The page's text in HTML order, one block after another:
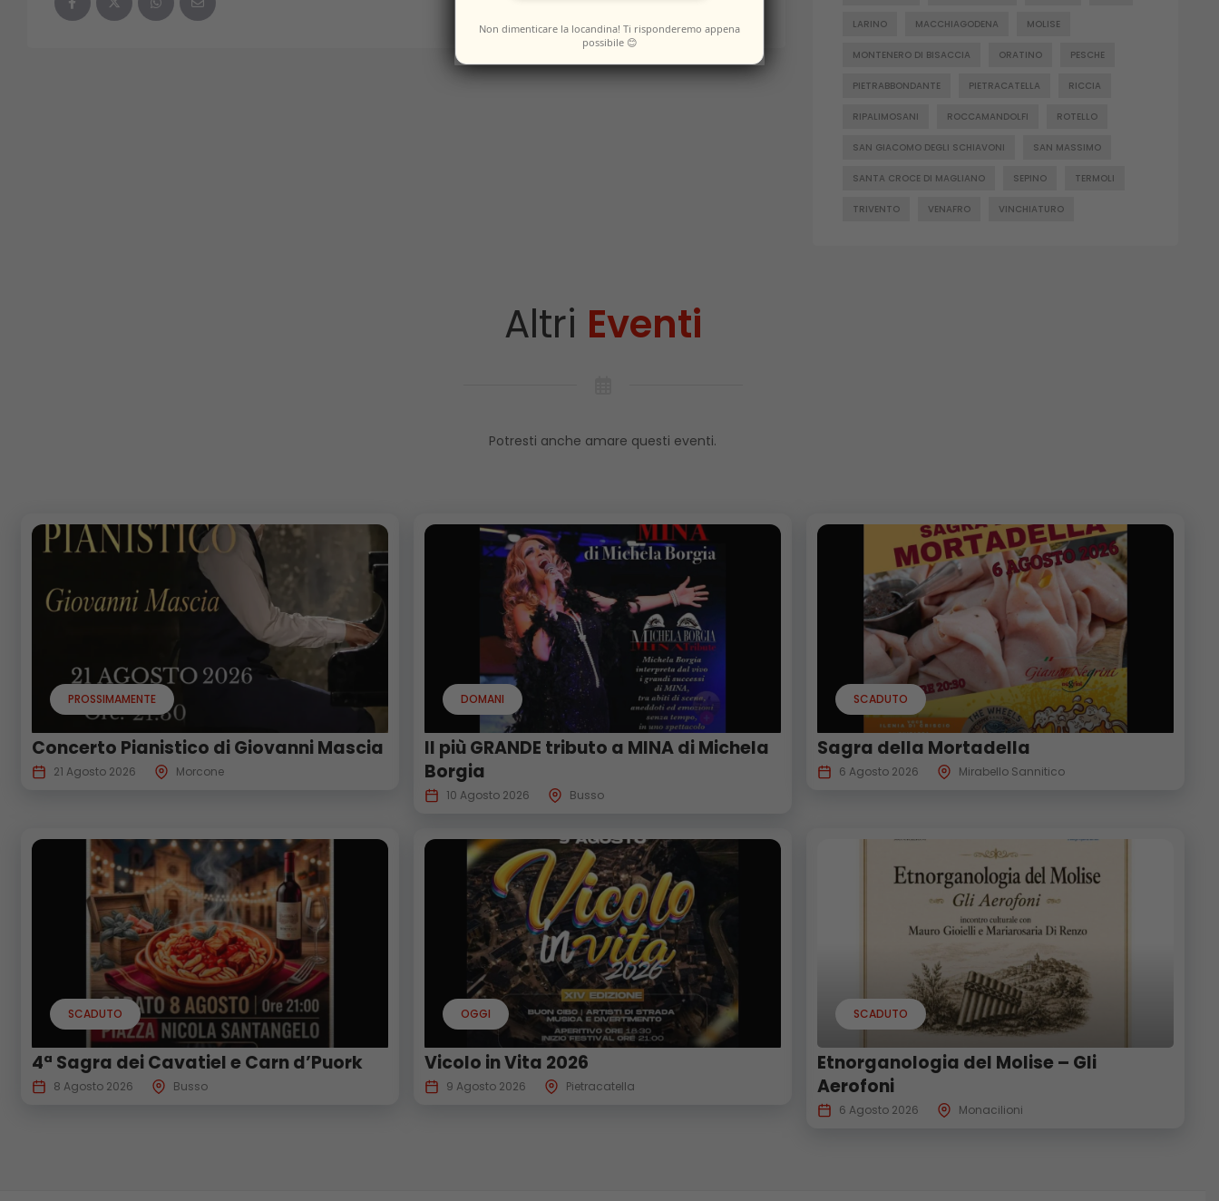
LARINO MACCHIAGODENA MOLISE
MONTENERO DI BISACCIA ORATINO PESCHE
PIETRABBONDANTE PIETRACATELLA RICCIA
RIPALIMOSANI ROCCAMANDOLFI ROTELLO
SAN GIACOMO DEGLI SCHIAVONI SAN MASSIMO
SANTA CROCE DI MAGLIANO SEPINO TERMOLI
TRIVENTO VENAFRO VINCHIATURO
Altri Eventi
Potresti anche amare questi eventi.
PROSSIMAMENTE
Concerto Pianistico di Giovanni Mascia
21 Agosto 2026 Morcone
DOMANI
Il più GRANDE tributo a MINA di Michela
Borgia
10 Agosto 2026 Busso
SCADUTO
Sagra della Mortadella
6 Agosto 2026 Mirabello Sannitico
SCADUTO
4ª Sagra dei Cavatiel e Carn d’Puork
8 Agosto 2026 Busso
OGGI
Vicolo in Vita 2026
9 Agosto 2026 Pietracatella
SCADUTO
Etnorganologia del Molise – Gli
Aerofoni
6 Agosto 2026 Monacilioni
Non dimenticare la locandina! Ti risponderemo appena
possibile 😊